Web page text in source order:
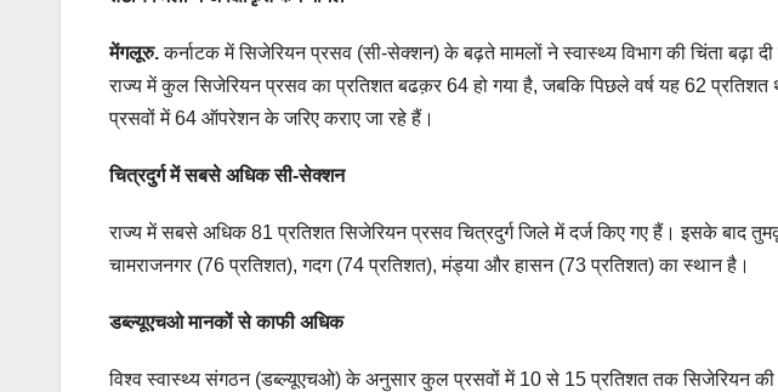
मेंगलूरु.कर्नाटक में सिजेरियन प्रसव (सी-सेक्शन) के बढ़ते मामलों ने स्वास्थ्य विभाग की चिंता
राज्य में कुल सिजेरियन प्रसव का प्रतिशत बढक़र 64 हो गया है, जबकि पिछले वर्ष यह 62 प्रतिशत
प्रसवों में 64 ऑपरेशन के जरिए कराए जा रहे हैं।
चित्रदुर्ग में सबसे अधिक सी-सेक्शन
राज्य में सबसे अधिक 81 प्रतिशत सिजेरियन प्रसव चित्रदुर्ग जिले में दर्ज किए गए हैं। इसके
चामराजनगर (76 प्रतिशत), गदग (74 प्रतिशत), मंड्या और हासन (73 प्रतिशत) का स्थान है।
डब्ल्यूएचओ मानकों से काफी अधिक
विश्व स्वास्थ्य संगठन (डब्ल्यूएचओ) के अनुसार कुल प्रसवों में 10 से 15 प्रतिशत तक सिजेरियन की